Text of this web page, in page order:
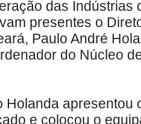
das Indústrias
presentes o
Paulo André
do Núcleo
Holanda apresentou
e colocou o